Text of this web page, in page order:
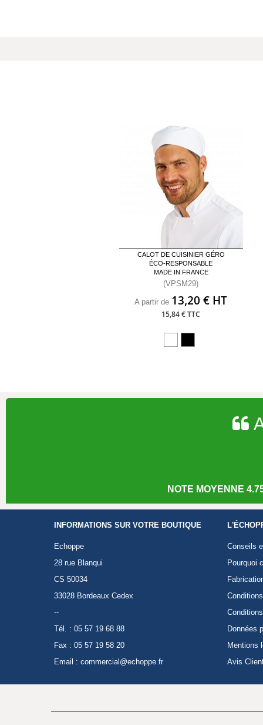
CALOT DE CUISINIER GÉRO
ÉCO-RESPONSABLE
MADE IN FRANCE
(VPSM29)
A partir de 13,20 € HT
15,84 € TTC
NOTE MOYENNE
INFORMATIONS SUR VOTRE BOUTIQUE
Echoppe
28 rue Blanqui
CS 50034
33028 Bordeaux Cedex
--
Tél. : 05 57 19 68 88
Fax : 05 57 19 58 20
Email : commercial@echoppe.fr
Conseils
Pourquoi
Données
Mentions
Avis